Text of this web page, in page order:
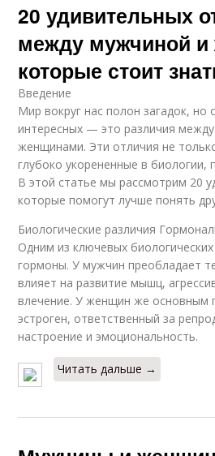
20 удивительных
между мужчиной
которые стоит
Введение
Мир вокруг нас полон загадок, но
интересных — это различия
женщинами. Эти отличия не
глубоко укорененные в биологии,
В этой статье мы рассмотрим 20
которые помогут лучше понять
Биологические различия
Одним из ключевых
гормоны. У мужчин преобладает
влияет на развитие мышц,
влечение. У женщин же основным
эстроген, ответственный за
настроение и эмоциональность.
Читать дальше →